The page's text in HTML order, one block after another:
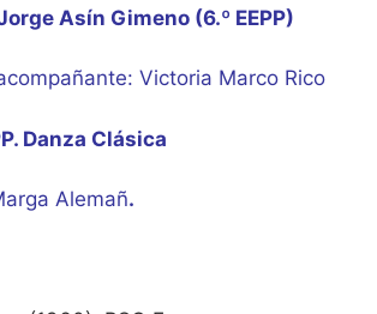
Asín Gimeno (6.º EEPP)
Victoria Marco Rico
Danza Clásica
Alemañ.